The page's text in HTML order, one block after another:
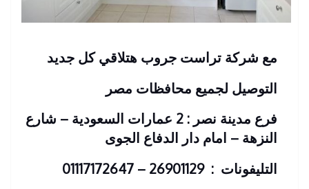
مع شركة تراست جروب هتلاقي كل جديد
التوصيل لجميع محافظات مصر
فرع مدينة نصر : 2 عمارات السعودية – شارع
النزهة – امام دار الدفاع الجوى
التليفونات : 26901129 – 01117172647